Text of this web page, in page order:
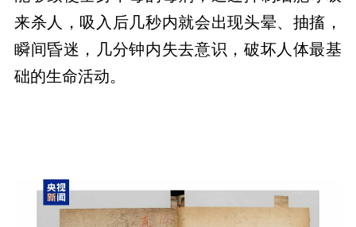
来杀人，吸入后几秒内就会出现头晕、抽搐，
瞬间昏迷，几分钟内失去意识，破坏人体最基
础的生命活动。